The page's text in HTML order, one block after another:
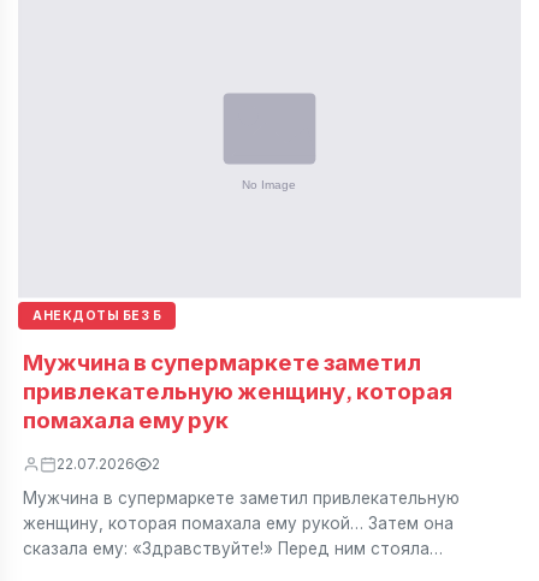
АНЕКДОТЫ БЕЗ Б
Мужчина в супермаркете заметил
привлекательную женщину, которая
помахала ему рук
22.07.2026 2
Мужчина в супермаркете заметил привлекательную
женщину, которая помахала ему рукой… Затем она
сказала ему: «Здравствуйте!» Перед ним стояла…